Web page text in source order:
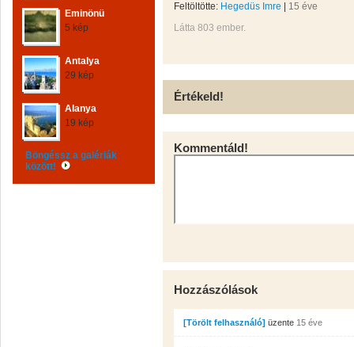
Eminönü
5 kép
Antalya
29 kép
Alanya
19 kép
Böngéssz a galériák
között!
Feltöltötte: Hegedüs Imre
15 éve
Látta 803 ember.
Értékeld!
Kommentáld!
Hozzászólások
[Törölt felhasználó] üzente 15 éve